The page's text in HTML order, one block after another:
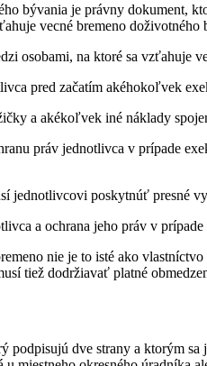
bývania je právny dokument,
vecné bremeno
osobami, na ktoré sa vzťahuje
pred začatím akéhokoľvek
a akékoľvek iné náklady
práv jednotlivca v prípade
jednotlivcovi poskytnúť presné
a ochrana jeho práv v prípade
nie je to isté ako
tiež dodržiavať platné
podpisujú dve strany a ktorým sa